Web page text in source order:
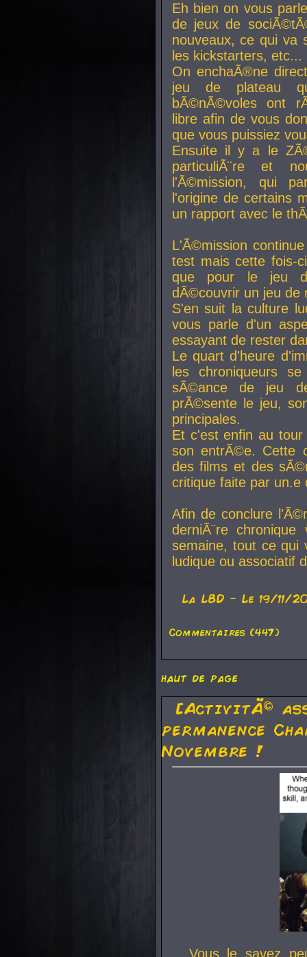
Eh bien on vous
de jeux de
nouveaux, ce qui va
les kickstarters, etc...
On enchaÃ®ne
jeu de plateau
bÃ©nÃ©voles ont
libre afin de vous
que vous puissiez
Ensuite il y a le
particuliÃ¨re et
l'Ã©mission, qui
l'origine de certains
un rapport avec le
L'Ã©mission
test mais cette fois-
que pour le jeu
dÃ©couvrir un jeu de
S'en suit la culture
vous parle d'un
essayant de rester
Le quart d'heure
les chroniqueurs
sÃ©ance de jeu
prÃ©sente le jeu,
principales.
Et c'est enfin au
son entrÃ©e. Cette
des films et des
critique faite par
Afin de conclure
derniÃ¨re
semaine, tout ce qui
ludique ou associatif
La LBD - Le 19/11/
Commentaires (447)
haut de page
[ActivitÃ©
permanence
Novembre !
Vous le savez